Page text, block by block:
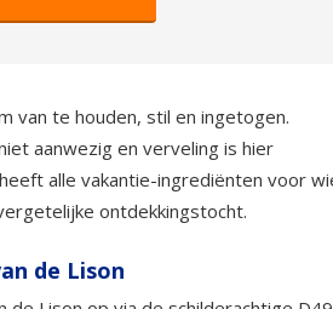
van te houden, stil en ingetogen.
aanwezig en verveling is hier
alle vakantie-ingrediënten voor
ontdekkingstocht.
de Lison